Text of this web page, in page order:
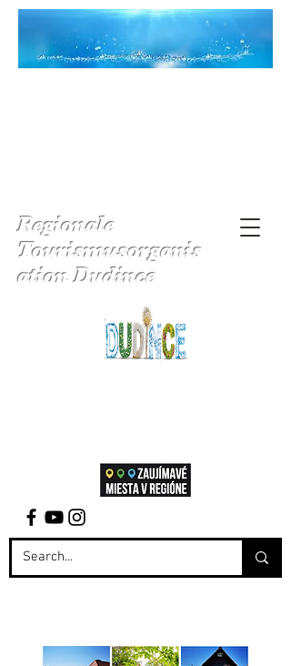
Regionale
Tourismusorganis
ation Dudince